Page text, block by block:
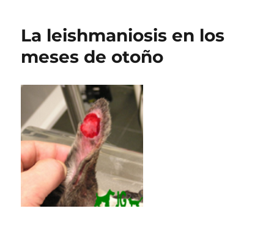
La leishmaniosis en los
meses de otoño